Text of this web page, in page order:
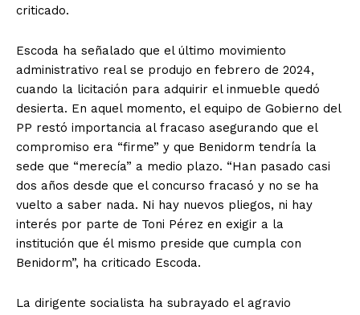
criticado.
Escoda ha señalado que el último movimiento
administrativo real se produjo en febrero de 2024,
cuando la licitación para adquirir el inmueble quedó
desierta. En aquel momento, el equipo de Gobierno del
PP restó importancia al fracaso asegurando que el
compromiso era “firme” y que Benidorm tendría la
sede que “merecía” a medio plazo. “Han pasado casi
dos años desde que el concurso fracasó y no se ha
vuelto a saber nada. Ni hay nuevos pliegos, ni hay
interés por parte de Toni Pérez en exigir a la
institución que él mismo preside que cumpla con
Benidorm”, ha criticado Escoda.
La dirigente socialista ha subrayado el agravio